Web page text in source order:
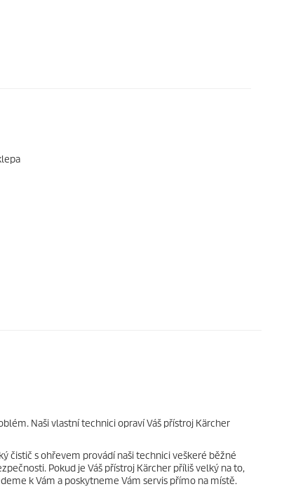
Naši vlastní technici opraví Váš přístroj Kärcher
čistič s ohřevem provádí naši technici veškeré běžné
Pokud je Váš přístroj Kärcher příliš velký na to,
k Vám a poskytneme Vám servis přímo na místě.